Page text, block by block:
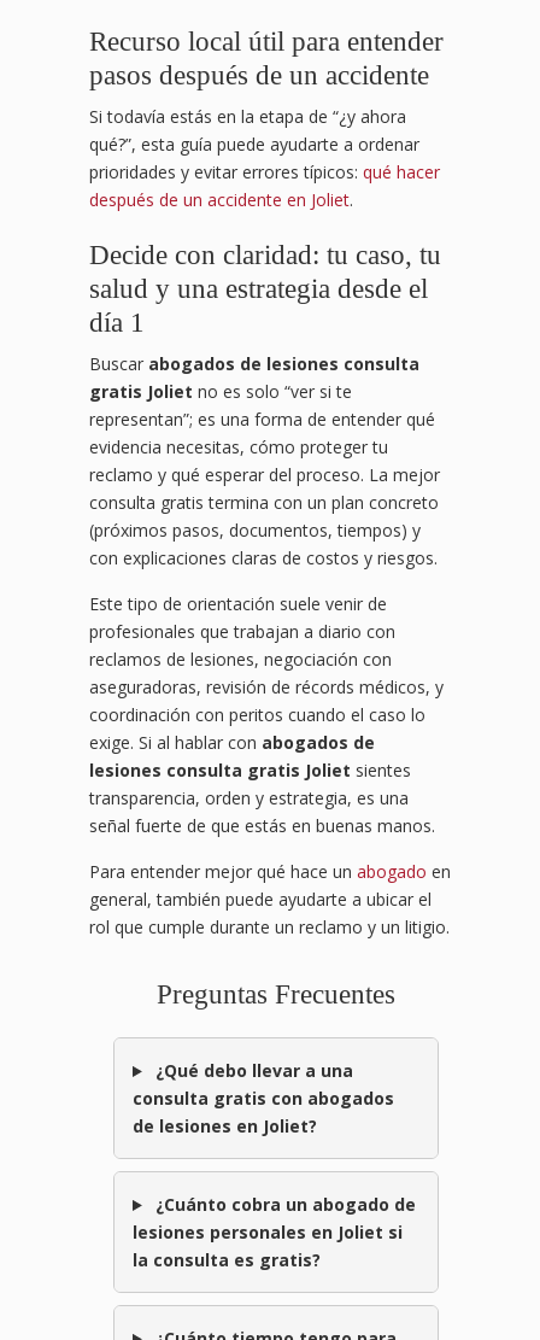
Recurso local útil para entender
pasos después de un accidente
Si todavía estás en la etapa de “¿y ahora
qué?”, esta guía puede ayudarte a ordenar
prioridades y evitar errores típicos: qué hacer
después de un accidente en Joliet.
Decide con claridad: tu caso, tu
salud y una estrategia desde el
día 1
Buscar abogados de lesiones consulta
gratis Joliet no es solo “ver si te
representan”; es una forma de entender qué
evidencia necesitas, cómo proteger tu
reclamo y qué esperar del proceso. La mejor
consulta gratis termina con un plan concreto
(próximos pasos, documentos, tiempos) y
con explicaciones claras de costos y riesgos.
Este tipo de orientación suele venir de
profesionales que trabajan a diario con
reclamos de lesiones, negociación con
aseguradoras, revisión de récords médicos, y
coordinación con peritos cuando el caso lo
exige. Si al hablar con abogados de
lesiones consulta gratis Joliet sientes
transparencia, orden y estrategia, es una
señal fuerte de que estás en buenas manos.
Para entender mejor qué hace un abogado en
general, también puede ayudarte a ubicar el
rol que cumple durante un reclamo y un litigio.
Preguntas Frecuentes
¿Qué debo llevar a una
consulta gratis con abogados
de lesiones en Joliet?
¿Cuánto cobra un abogado de
lesiones personales en Joliet si
la consulta es gratis?